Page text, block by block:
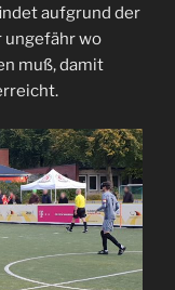
aufgrund der
ungefähr wo
muß, damit